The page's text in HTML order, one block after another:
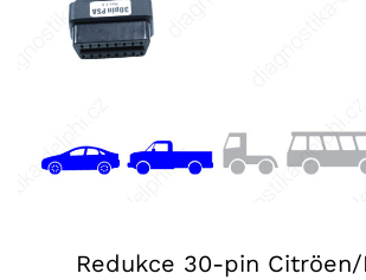
Redukce 30-pin Citröen/